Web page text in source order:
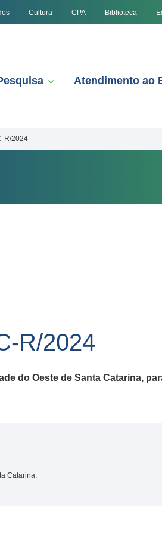
Cultura CPA Biblioteca
Atendimento ao
R/2024
R/2024
do Oeste de Santa Catarina,
Catarina,